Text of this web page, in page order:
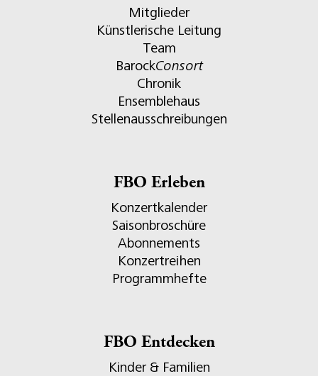
Mitglieder
Künstlerische Leitung
Team
BarockConsort
Chronik
Ensemblehaus
Stellenausschreibungen
FBO Erleben
Konzertkalender
Saisonbroschüre
Abonnements
Konzertreihen
Programmhefte
FBO Entdecken
Kinder & Familien